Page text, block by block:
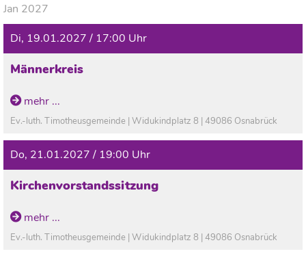
Jan 2027
Di, 19.01.2027 / 17:00 Uhr
Männerkreis
mehr ...
Ev.-luth. Timotheusgemeinde | Widukindplatz 8 | 49086 Osnabrück
Do, 21.01.2027 / 19:00 Uhr
Kirchenvorstandssitzung
mehr ...
Ev.-luth. Timotheusgemeinde | Widukindplatz 8 | 49086 Osnabrück